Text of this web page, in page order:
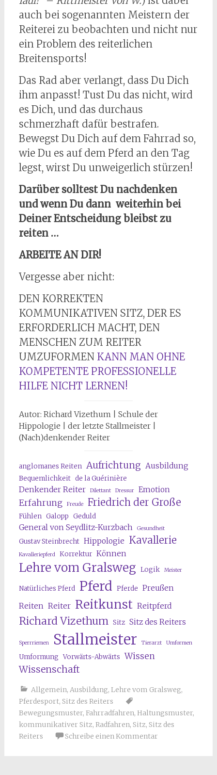
auch bei sogenannten Meistern der
Reiterei zu beobachten und nicht nur
ein Problem des reiterlichen
Breitensports!
Das Rad aber verlangt, dass Du Dich
ihm anpasst! Tust Du das nicht, wird
es Dich, und das durchaus
schmerzhaft dafür bestrafen.
Bewegst Du Dich auf dem Fahrrad so,
wie Du es auf dem Pferd an den Tag
legst, wirst Du unweigerlich stürzen!
Darüber solltest Du nachdenken
und wenn Du dann weiterhin bei
Deiner Entscheidung bleibst zu
reiten …
ARBEITE AN DIR!
Vergesse aber nicht:
DEN KORREKTEN
KOMMUNIKATIVEN SITZ, DER ES
ERFORDERLICH MACHT, DEN
MENSCHEN ZUM REITER
UMZUFORMEN KANN MAN OHNE
KOMPETENTE PROFESSIONELLE
HILFE NICHT LERNEN!
Autor: Richard Vizethum | Schule der
Hippologie | der letzte Stallmeister |
(Nach)denkender Reiter
anglomanes Reiten Aufrichtung Ausbildung
Bequemlichkeit de la Guérinière
Denkender Reiter Dilettant Dressur Emotion
Erfahrung Freude Friedrich der Große
Fühlen Galopp Geduld
General von Seydlitz-Kurzbach Gesundheit
Gustav Steinbrecht Hippologie Kavallerie
Kavalleriepferd Korrektur Können
Lehre vom Gralsweg Logik Meister
Natürliches Pferd Pferd Pferde Preußen
Reiten Reiter Reitkunst Reitpferd
Richard Vizethum Sitz Sitz des Reiters
Sperrriemen Stallmeister Tierarzt Umformen
Umformung Vorwärts-Abwärts Wissen
Wissenschaft
Allgemein, Ausbildung, Lehre vom Gralsweg,
Pferdesport, Sitz des Reiters
Bewegungsmuster, Fahrradfahren, Haltungsmuster,
kommunikativer Sitz, Radfahren, Sitz, Sitz des
Reiters
Schreibe einen Kommentar